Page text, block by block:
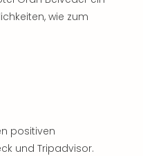
wie zum
positiven
und Tripadvisor.